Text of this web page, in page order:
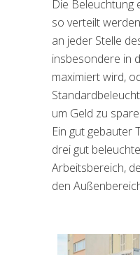
Die Beleuchtung
so verteilt
an jeder Stelle
insbesondere in
maximiert wird,
um Geld zu
Ein gut gebauter
drei gut
Arbeitsbereich,
den